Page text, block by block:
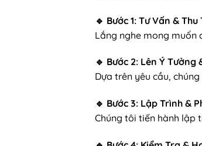
🔹 Bước 1: Tư Vấn &
Lắng nghe mong muốn
🔹 Bước 2: Lên Ý Tưởng
Dựa trên yêu cầu,
🔹 Bước 3: Lập Trình &
Chúng tôi tiến hành lập